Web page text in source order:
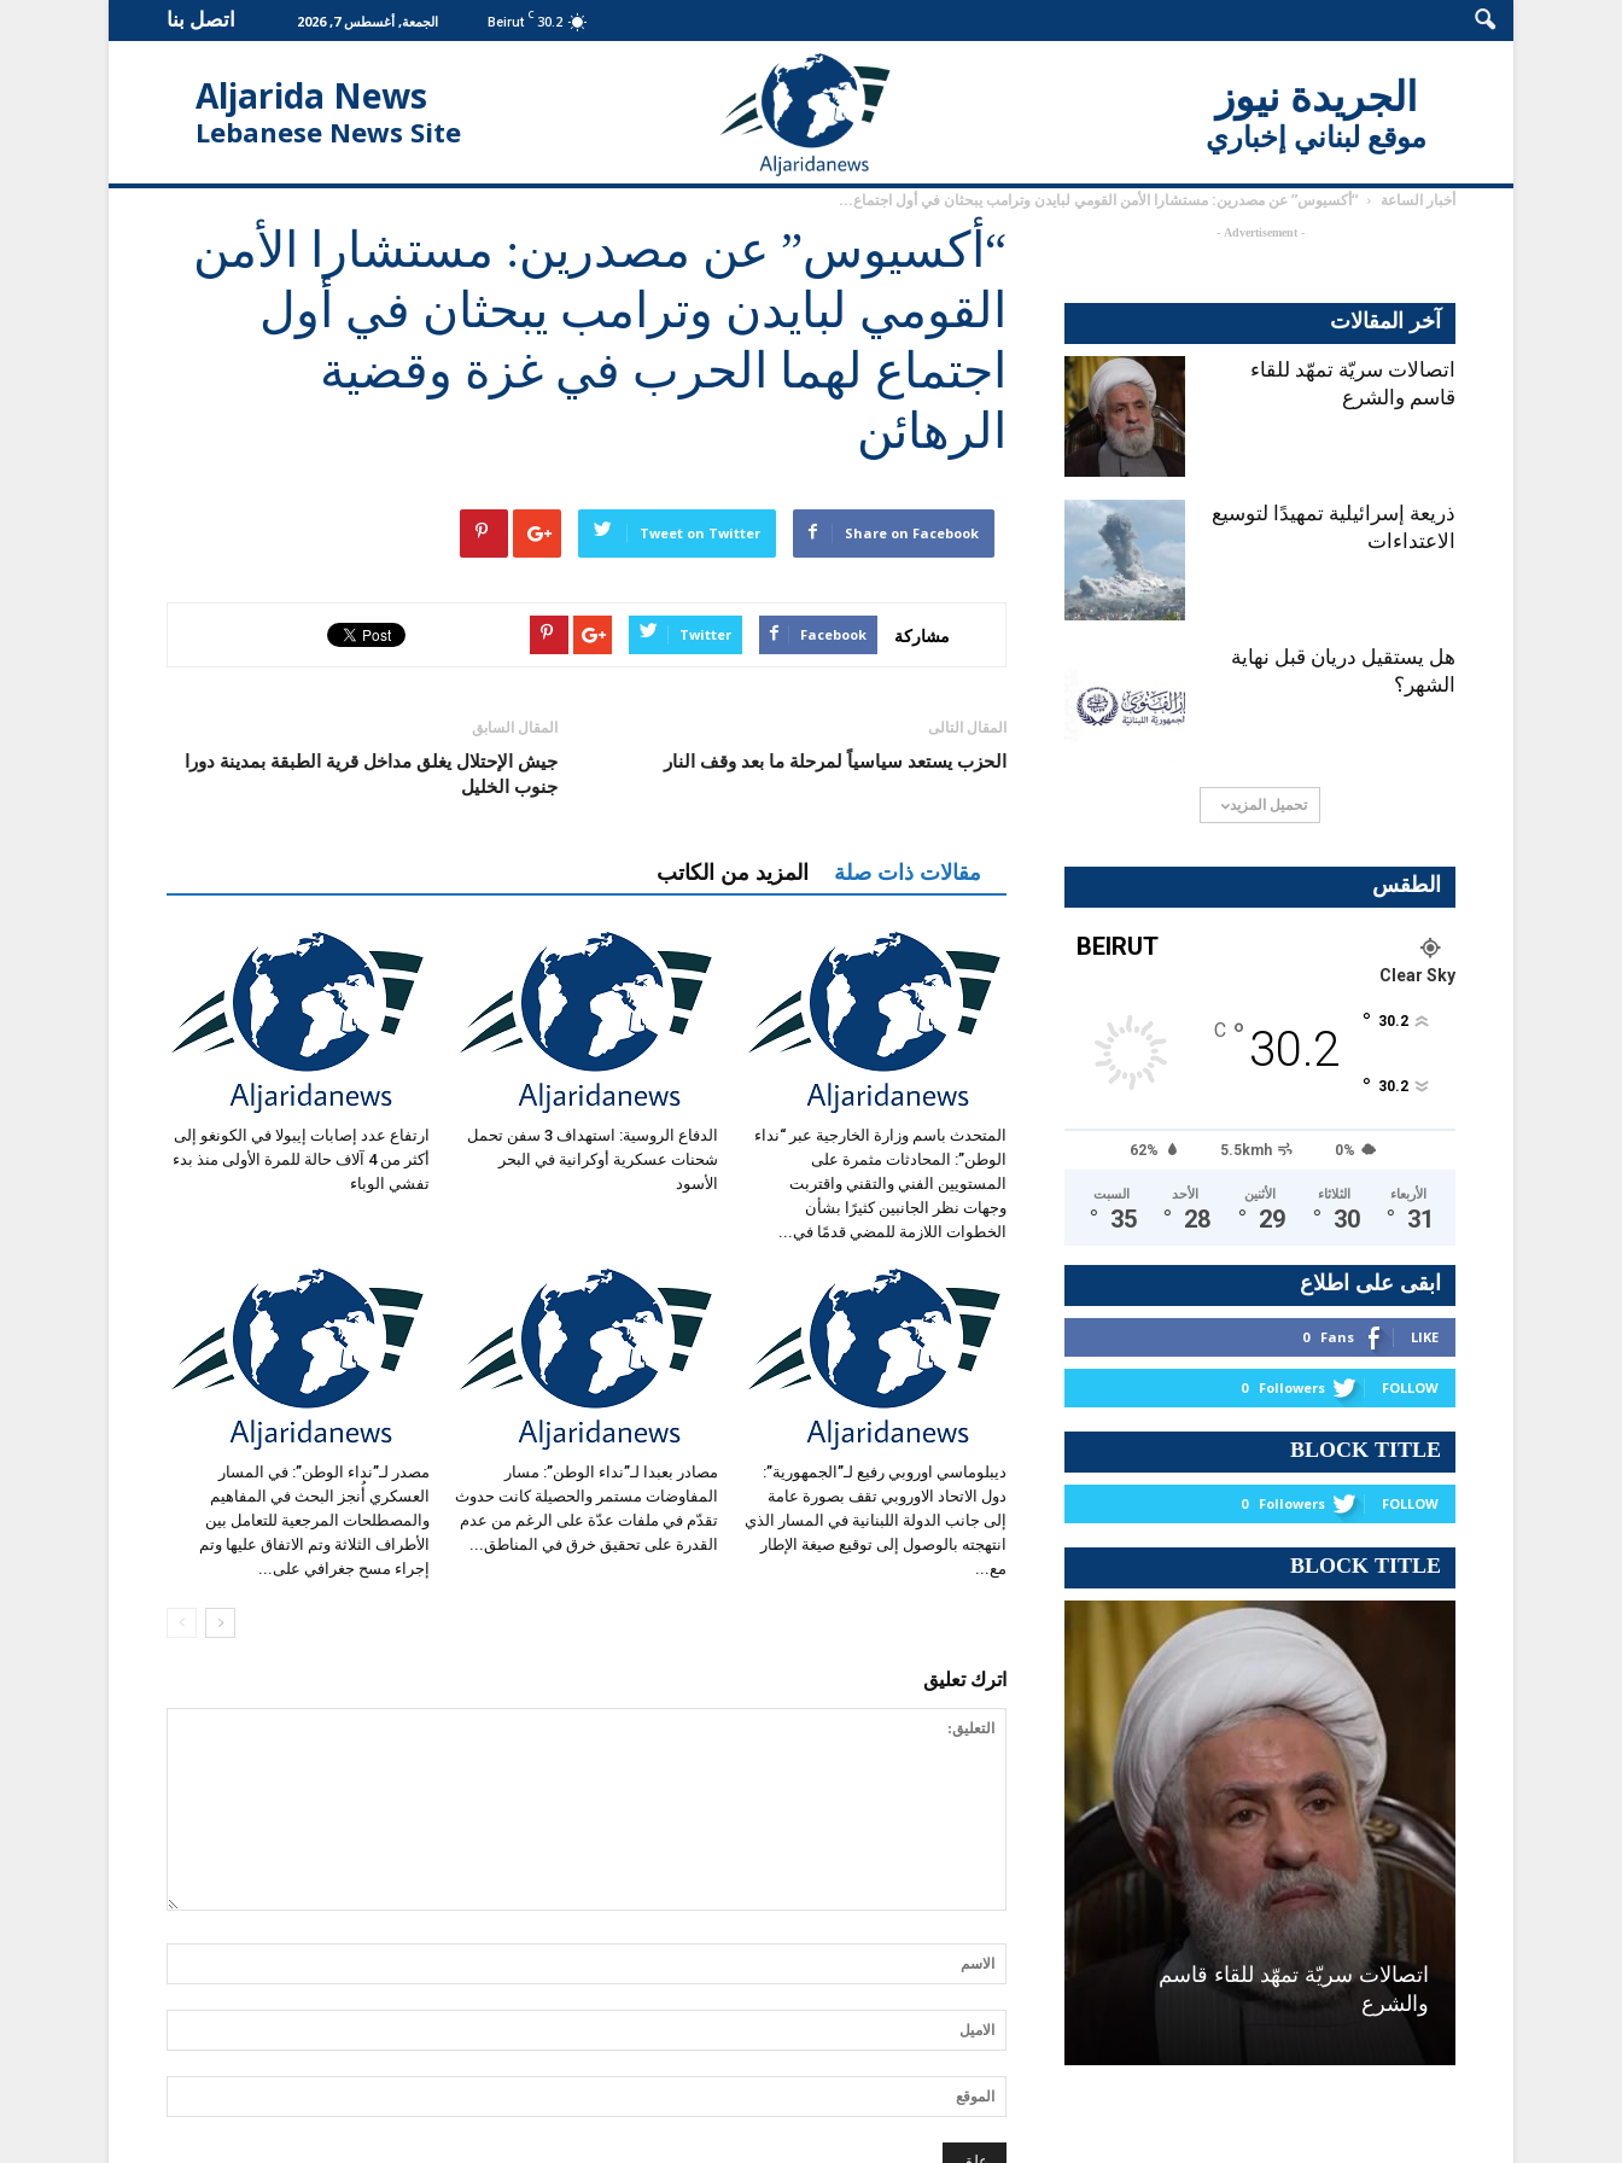
30.2
C
Beirut الجمعة, أغسطس 7, 2026 اتصل بنا
Aljarida News
Lebanese News Site
الجريدة نيوز
موقع لبناني إخباري
أخبار الساعة “أكسيوس” عن مصدرين: مستشارا الأمن القومي لبايدن وترامب يبحثان في أول اجتماع...
“أكسيوس” عن مصدرين: مستشارا الأمن
القومي لبايدن وترامب يبحثان في أول
اجتماع لهما الحرب في غزة وقضية
الرهائن
Share on Facebook
Tweet on Twitter
مشاركة Facebook
Twitter
المقال السابق
جيش الإحتلال يغلق مداخل قرية الطبقة بمدينة دورا
جنوب الخليل
المقال التالى
الحزب يستعد سياسياً لمرحلة ما بعد وقف النار
مقالات ذات صلة المزيد من الكاتب
ارتفاع عدد إصابات إيبولا في الكونغو إلى
أكثر من 4 آلاف حالة للمرة الأولى منذ بدء
تفشي الوباء
الدفاع الروسية: استهداف 3 سفن تحمل
شحنات عسكرية أوكرانية في البحر
الأسود
المتحدث باسم وزارة الخارجية عبر “نداء
الوطن”: المحادثات مثمرة على
المستويين الفني والتقني واقتربت
وجهات نظر الجانبين كثيرًا بشأن
الخطوات اللازمة للمضي قدمًا في...
مصدر لـ”نداء الوطن”: في المسار
العسكري أُنجز البحث في المفاهيم
والمصطلحات المرجعية للتعامل بين
الأطراف الثلاثة وتم الاتفاق عليها وتم
إجراء مسح جغرافي على...
مصادر بعبدا لـ”نداء الوطن”: مسار
المفاوضات مستمر والحصيلة كانت حدوث
تقدّم في ملفات عدّة على الرغم من عدم
القدرة على تحقيق خرق في المناطق...
ديبلوماسي اوروبي رفيع لـ”الجمهورية”:
دول الاتحاد الاوروبي تقف بصورة عامة
إلى جانب الدولة اللبنانية في المسار الذي
انتهجته بالوصول إلى توقيع صيغة الإطار
مع...
اترك تعليق
- Advertisement -
آخر المقالات
اتصالات سريّة تمهّد للقاء
قاسم والشرع
ذريعة إسرائيلية تمهيدًا لتوسيع
الاعتداءات
هل يستقيل دريان قبل نهاية
الشهر؟
تحميل المزيد
الطقس
BEIRUT
Clear Sky
30.2
°
C 30.2
°
30.2
°
62% 5.5kmh 0%
السبت
35
°
الأحد
28
°
الأثنين
29
°
الثلاثاء
30
°
الأربعاء
31
°
ابقى على اطلاع
0 Fans LIKE
0 Followers FOLLOW
BLOCK TITLE
0 Followers FOLLOW
BLOCK TITLE
اتصالات سريّة تمهّد للقاء قاسم
والشرع